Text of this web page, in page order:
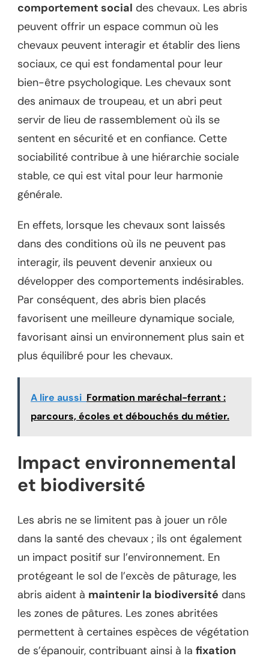
comportement social des chevaux. Les abris
peuvent offrir un espace commun où les
chevaux peuvent interagir et établir des liens
sociaux, ce qui est fondamental pour leur
bien-être psychologique. Les chevaux sont
des animaux de troupeau, et un abri peut
servir de lieu de rassemblement où ils se
sentent en sécurité et en confiance. Cette
sociabilité contribue à une hiérarchie sociale
stable, ce qui est vital pour leur harmonie
générale.
En effets, lorsque les chevaux sont laissés
dans des conditions où ils ne peuvent pas
interagir, ils peuvent devenir anxieux ou
développer des comportements indésirables.
Par conséquent, des abris bien placés
favorisent une meilleure dynamique sociale,
favorisant ainsi un environnement plus sain et
plus équilibré pour les chevaux.
A lire aussi Formation maréchal-ferrant :
parcours, écoles et débouchés du métier.
Impact environnemental
et biodiversité
Les abris ne se limitent pas à jouer un rôle
dans la santé des chevaux ; ils ont également
un impact positif sur l’environnement. En
protégeant le sol de l’excès de pâturage, les
abris aident à maintenir la biodiversité dans
les zones de pâtures. Les zones abritées
permettent à certaines espèces de végétation
de s’épanouir, contribuant ainsi à la fixation